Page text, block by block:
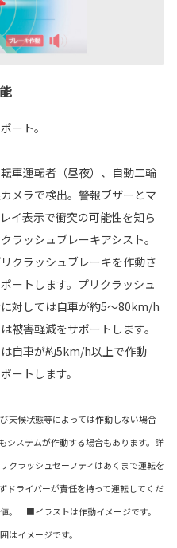
ート。
車運転者（昼夜）、自動二輪
メラで検出。警報ブザーとマ
イ表示で衝突の可能性を知ら
ラッシュブレーキアシスト。
クラッシュブレーキを作動さ
ートします。プリクラッシュ
対しては自車が約5〜80km/h
被害軽減をサポートします。
自車が約5km/h以上で作動
ートします。
天候状態等によっては作動しない場合
システムが作動する場合もあります。詳
ラッシュセーフティはあくまで運転を
ドライバーが責任を持って運転してくだ
。 ■イラストは作動イメージです。
イメージです。